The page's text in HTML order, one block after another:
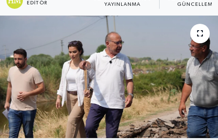
EDITÖR YAYINLANMA GÜNCELLEME
Magazin
Özel Haber
Sağlık
Siyaset